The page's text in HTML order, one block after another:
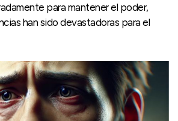
para mantener el poder,
han sido devastadoras para el